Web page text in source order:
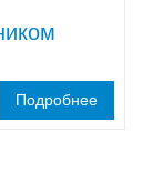
Подробнее